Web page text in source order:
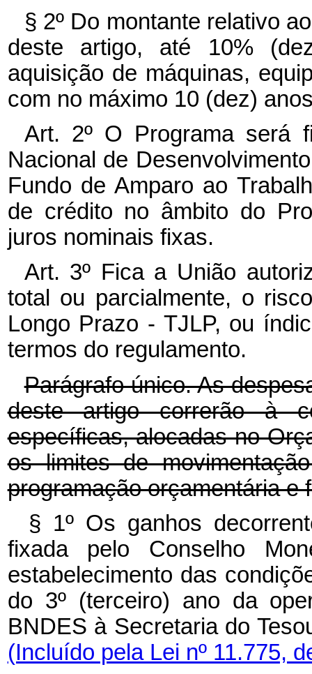
§ 2º Do montante relativo
deste artigo, até 10%
aquisição de máquinas,
com no máximo 10 (dez)
Art. 2º O Programa será
Nacional de
Fundo de Amparo ao
de crédito no âmbito do
juros nominais fixas.
Art. 3º Fica a União
total ou parcialmente, o
Longo Prazo - TJLP, ou
termos do regulamento.
Parágrafo único. As
deste artigo correrão à
específicas, alocadas no
os limites de
programação orçamentária e
§ 1º Os ganhos
fixada pelo Conselho
estabelecimento das
do 3º (terceiro) ano da
BNDES à Secretaria do
(Incluído pela Lei nº 11.775,